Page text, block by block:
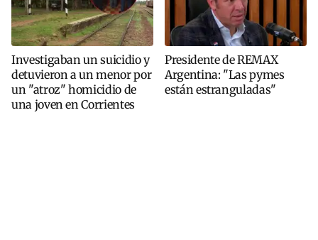
Investigaban un suicidio y
detuvieron a un menor por
un "atroz" homicidio de
una joven en Corrientes
Presidente de REMAX
Argentina: "Las pymes
están estranguladas"